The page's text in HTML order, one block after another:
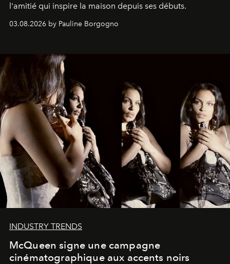
l'amitié qui inspire la maison depuis ses débuts.
03.08.2026 by Pauline Borgogno
INDUSTRY TRENDS
McQueen signe une campagne
cinématographique aux accents noirs